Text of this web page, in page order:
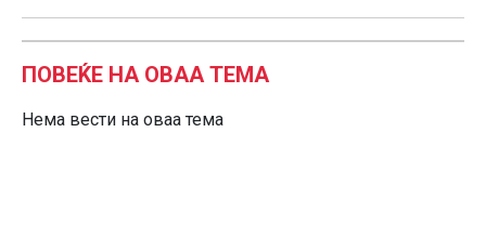
ПОВЕЌЕ НА ОВАА ТЕМА
Нема вести на оваа тема